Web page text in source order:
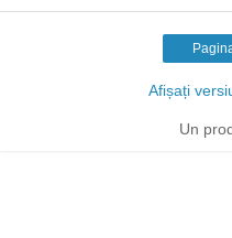
Afișați
Un